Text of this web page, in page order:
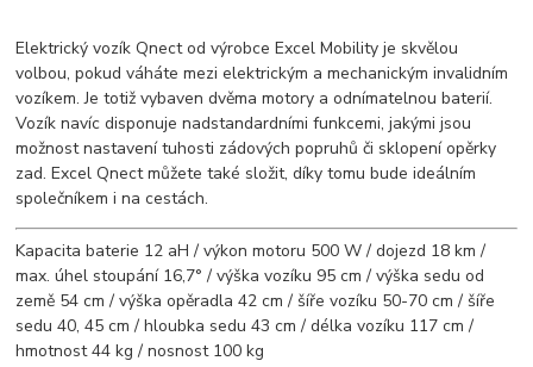
Elektrický vozík Qnect od výrobce Excel Mobility je skvělou
volbou, pokud váháte mezi elektrickým a mechanickým invalidním
vozíkem. Je totiž vybaven dvěma motory a odnímatelnou baterií.
Vozík navíc disponuje nadstandardními funkcemi, jakými jsou
možnost nastavení tuhosti zádových popruhů či sklopení opěrky
zad. Excel Qnect můžete také složit, díky tomu bude ideálním
společníkem i na cestách.
Kapacita baterie 12 aH / výkon motoru 500 W / dojezd 18 km /
max. úhel stoupání 16,7° / výška vozíku 95 cm / výška sedu od
země 54 cm / výška opěradla 42 cm / šíře vozíku 50-70 cm / šíře
sedu 40, 45 cm / hloubka sedu 43 cm / délka vozíku 117 cm /
hmotnost 44 kg / nosnost 100 kg